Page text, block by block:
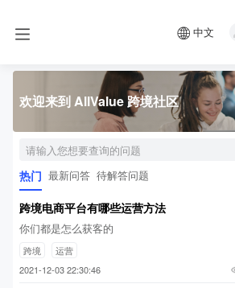
中文
欢迎来到 AllValue 跨境社区
热门 最新问答 待解答问题
跨境电商平台有哪些运营方法
你们都是怎么获客的
跨境
运营
2021-12-03 22:30:46